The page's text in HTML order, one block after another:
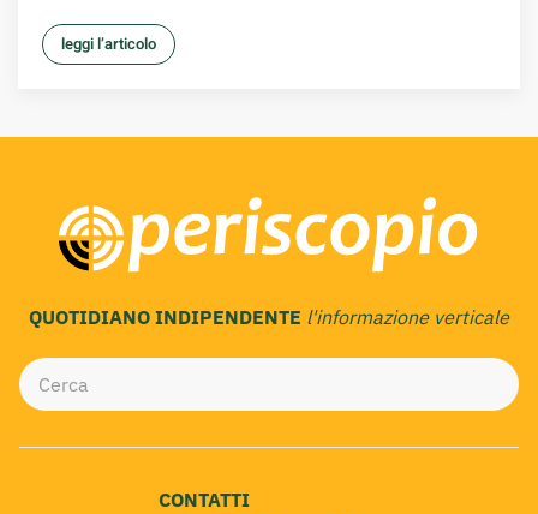
leggi l’articolo
QUOTIDIANO INDIPENDENTE l'informazione verticale
CONTATTI